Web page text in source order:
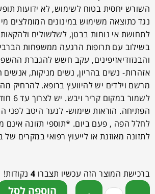
השורש יחסית בטוח לשימוש, לא ידועות
נגד כתוצאה משימוש במינונים המומלצים
לתחושת אי נוחות בבטן, לשלשולים
בשילוב עם תרופות הרגעה ממשפחות
והבנזודיאזיפינים, עקב חשש להגברת
אזהרות- נשים בהריון, נשים מניקות, אנשים
מרשם וילדים יש להיוועץ ברופא. להרחיק
לשמור
לחלל הפה , פעם ביום. *תוספי תזונה אינם
לתזונה מאוזנת או לייעוץ רפואי במקרים של
ברכישת המוצר הזה עכשיו תצברו 4 נקודות!
הוספה לסל